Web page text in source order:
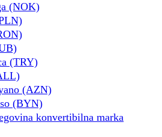
(NOK)
(TRY)
(AZN)
(BYN)
konvertibilna marka